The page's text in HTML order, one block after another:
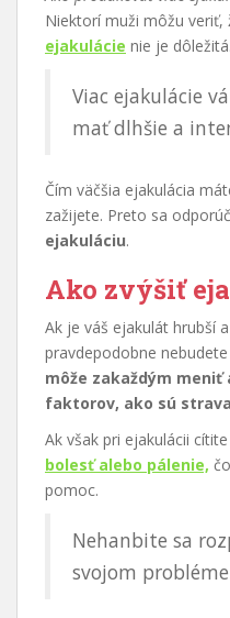
Niektorí muži môžu veriť,
ejakulácie nie je dôležitá.
Viac ejakulácie
mať dlhšie a
Čím väčšia ejakulácia
zažijete. Preto sa
ejakuláciu.
Ako zvýšiť
Ak je váš ejakulát hrubší
pravdepodobne
môže zakaždým meniť
faktorov, ako sú
Ak však pri ejakulácii
bolesť alebo pálenie,
pomoc.
Nehanbite sa
svojom